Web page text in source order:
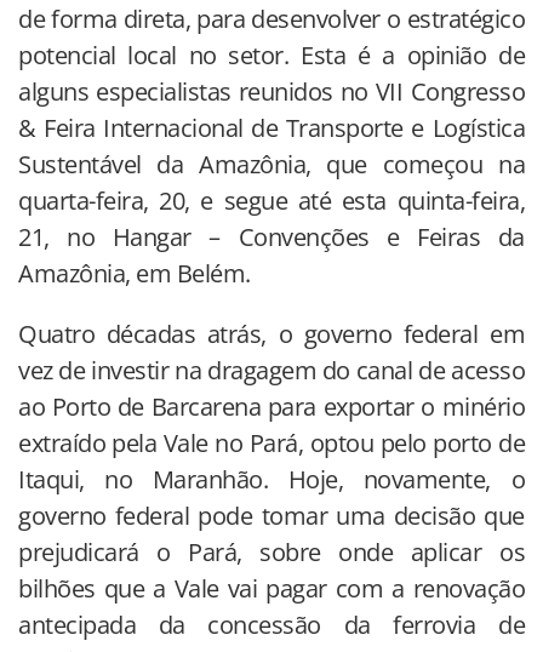
de forma direta, para desenvolver o estratégico
potencial local no setor. Esta é a opinião de
alguns especialistas reunidos no VII Congresso
& Feira Internacional de Transporte e Logística
Sustentável da Amazônia, que começou na
quarta-feira, 20, e segue até esta quinta-feira,
21, no Hangar – Convenções e Feiras da
Amazônia, em Belém.
Quatro décadas atrás, o governo federal em
vez de investir na dragagem do canal de acesso
ao Porto de Barcarena para exportar o minério
extraído pela Vale no Pará, optou pelo porto de
Itaqui, no Maranhão. Hoje, novamente, o
governo federal pode tomar uma decisão que
prejudicará o Pará, sobre onde aplicar os
bilhões que a Vale vai pagar com a renovação
antecipada da concessão da ferrovia de